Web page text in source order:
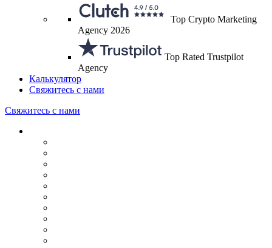
Top Crypto Marketing
Agency 2026
Top Rated Trustpilot
Agency
Калькулятор
Свяжитесь с нами
Свяжитесь с нами